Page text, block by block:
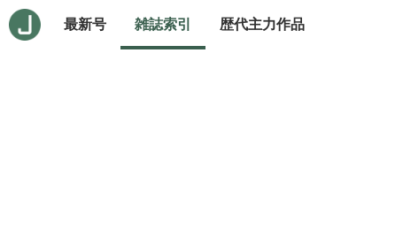
最新号 雑誌索引 歴代主力作品